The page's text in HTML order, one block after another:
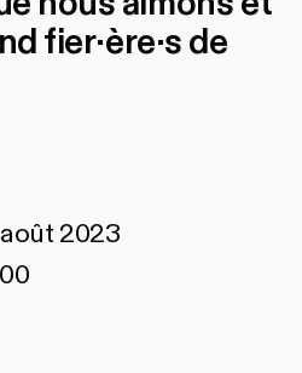
fier·ère·s de
2023